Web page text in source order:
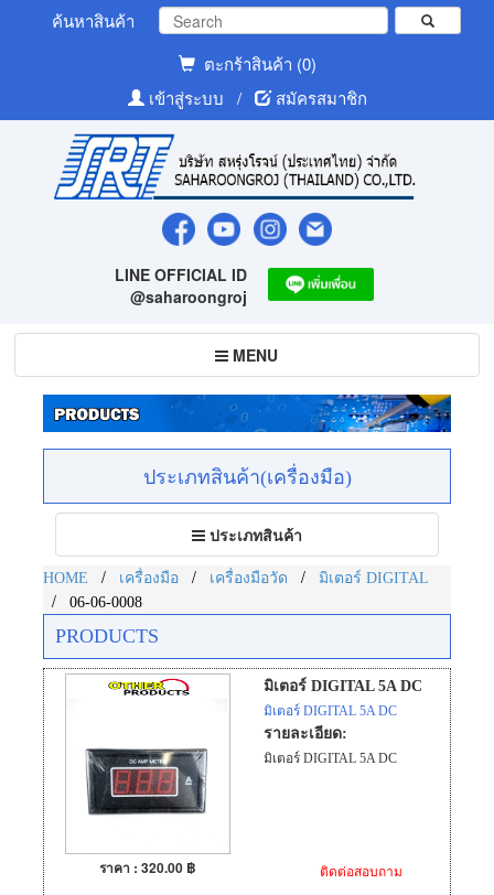
ค้นหาสินค้า
ตะกร้าสินค้า (0)
เข้าสู่ระบบ
/ สมัครสมาชิก
LINE OFFICIAL ID
@saharoongroj
Toggle
navigation
MENU
ประเภทสินค้า(เครื่องมือ)
Toggle
navigation
ประเภทสินค้า
HOME / เครื่องมือ / เครื่องมือวัด / มิเตอร์ DIGITAL
/ 06-06-0008
PRODUCTS
มิเตอร์ DIGITAL 5A DC
มิเตอร์ DIGITAL 5A DC
รายละเอียด:
มิเตอร์ DIGITAL 5A DC
ราคา : 320.00 ฿ ติดต่อสอบถาม